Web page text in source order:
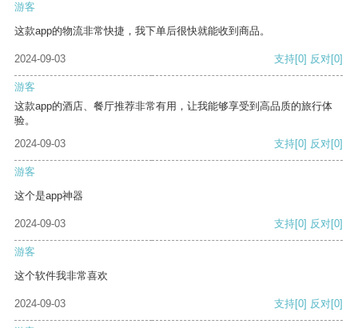
游客
这款app的物流非常快捷，我下单后很快就能收到商品。
2024-09-03 支持[0] 反对[0]
游客
这款app的酒店、餐厅推荐非常有用，让我能够享受到高品质的旅行体
验。
2024-09-03
支持[0] 反对[0]
游客
这个是app神器
2024-09-03 支持[0] 反对[0]
游客
这个软件我非常喜欢
2024-09-03 支持[0] 反对[0]